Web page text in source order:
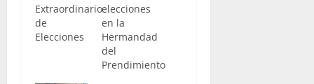
Extraordinario
de
Elecciones
elecciones
en la
Hermandad
del
Prendimiento